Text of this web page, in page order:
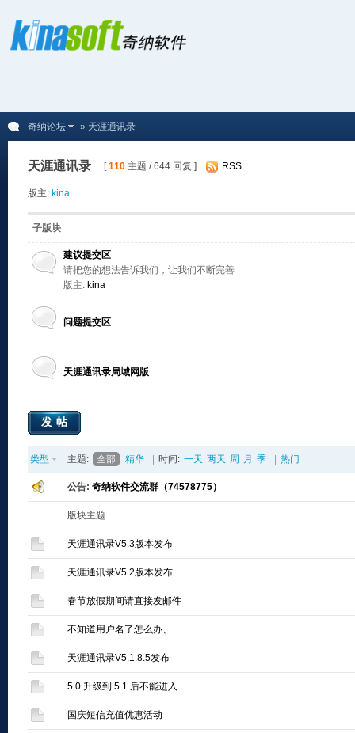
奇纳论坛 » 天涯通讯录
天涯通讯录 [110 主题 / 644 回复 ] RSS
版主: kina
子版块
建议提交区
请把您的想法告诉我们，让我们不断完善
版主: kina
问题提交区
天涯通讯录局域网版
发帖
类型 主题: 全部 精华 时间: 一天 两天 周 月 季 热门
公告: 奇纳软件交流群（74578775）
版块主题
天涯通讯录V5.3版本发布
天涯通讯录V5.2版本发布
春节放假期间请直接发邮件
不知道用户名了怎么办、
天涯通讯录V5.1.8.5发布
5.0 升级到 5.1 后不能进入
国庆短信充值优惠活动